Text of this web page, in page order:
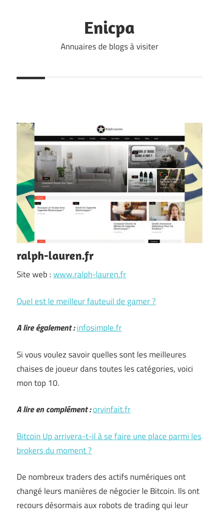
Enicpa
Annuaires de blogs à visiter
ralph-lauren.fr
Site web :www.ralph-lauren.fr
Quel est le meilleur fauteuil de gamer ?
A lire également :infosimple.fr
Si vous voulez savoir quelles sont les meilleures
chaises de joueur dans toutes les catégories, voici
mon top 10.
A lire en complément :orvinfait.fr
Bitcoin Up arrivera-t-il à se faire une place parmi les
brokers du moment ?
De nombreux traders des actifs numériques ont
changé leurs manières de négocier le Bitcoin. Ils ont
recours désormais aux robots de trading qui leur